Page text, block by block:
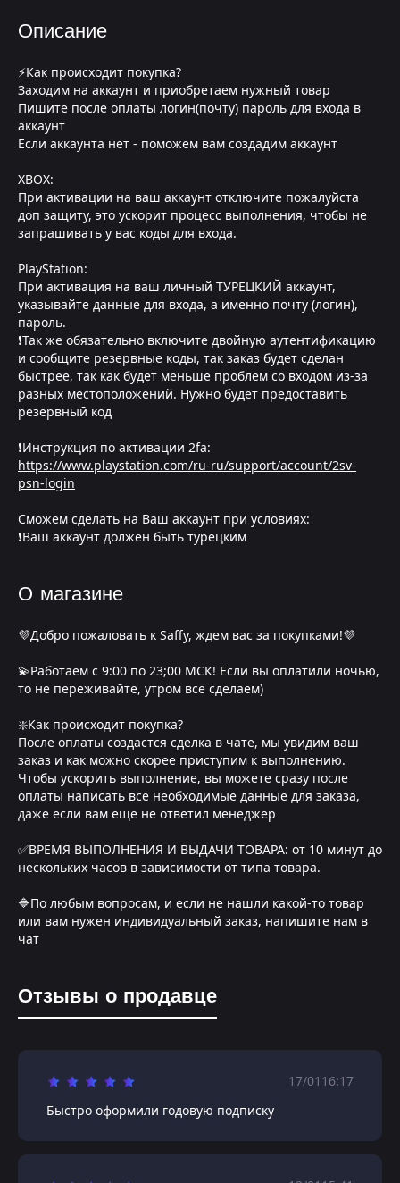
Описание
⚡Как происходит покупка?
Заходим на аккаунт и приобретаем нужный товар
Пишите после оплаты логин(почту) пароль для входа в
аккаунт
Если аккаунта нет - поможем вам создадим аккаунт
XBOX:
При активации на ваш аккаунт отключите пожалуйста
доп защиту, это ускорит процесс выполнения, чтобы не
запрашивать у вас коды для входа.
PlayStation:
При активация на ваш личный ТУРЕЦКИЙ аккаунт,
указывайте данные для входа, а именно почту (логин),
пароль.
❗Так же обязательно включите двойную аутентификацию
и сообщите резервные коды, так заказ будет сделан
быстрее, так как будет меньше проблем со входом из-за
разных местоположений. Нужно будет предоставить
резервный код
❗Инструкция по активации 2fa:
https://www.playstation.com/ru-ru/support/account/2sv-
psn-login
Сможем сделать на Ваш аккаунт при условиях:
❗Ваш аккаунт должен быть турецким
О магазине
💜Добро пожаловать к Saffy, ждем вас за покупками!💜
💫Работаем с 9:00 по 23;00 МСК! Если вы оплатили ночью,
то не переживайте, утром всё сделаем)
❇️Как происходит покупка?
После оплаты создастся сделка в чате, мы увидим ваш
заказ и как можно скорее приступим к выполнению.
Чтобы ускорить выполнение, вы можете сразу после
оплаты написать все необходимые данные для заказа,
даже если вам еще не ответил менеджер
✅ВРЕМЯ ВЫПОЛНЕНИЯ И ВЫДАЧИ ТОВАРА: от 10 минут до
нескольких часов в зависимости от типа товара.
🔷По любым вопросам, и если не нашли какой-то товар
или вам нужен индивидуальный заказ, напишите нам в
чат
Отзывы о продавце
17/01 16:17
Быстро оформили годовую подписку